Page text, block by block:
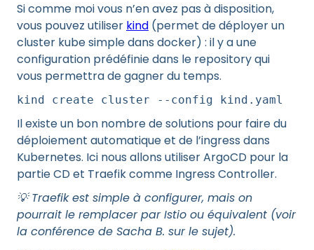
Si comme moi vous n’en avez pas à disposition,
vous pouvez utiliser kind (permet de déployer un
cluster kube simple dans docker) : il y a une
configuration prédéfinie dans le repository qui
vous permettra de gagner du temps.
kind create cluster --config kind.yaml
Il existe un bon nombre de solutions pour faire du
déploiement automatique et de l’ingress dans
Kubernetes. Ici nous allons utiliser ArgoCD pour la
partie CD et Traefik comme Ingress Controller.
💡 Traefik est simple à configurer, mais on
pourrait le remplacer par Istio ou équivalent (voir
la conférence de Sacha B. sur le sujet).